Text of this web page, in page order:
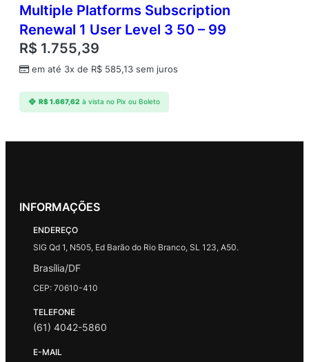
Multiple Platforms Subscription
Renewal 1 User Level 3 50 – 99
R$ 1.755,39
em até 3x de R$ 585,13 sem juros
R$1.667,62 à vista no Pix ou Boleto
INFORMAÇÕES
ENDEREÇO
SIG Qd 1, N505, Ed Barão do Rio Branco, SL 123, A50.
Brasília/DF
CEP: 70610-410
TELEFONE
(61) 4042-5860
E-MAIL